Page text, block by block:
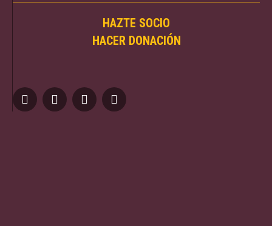
HAZTE SOCIO
HACER DONACIÓN